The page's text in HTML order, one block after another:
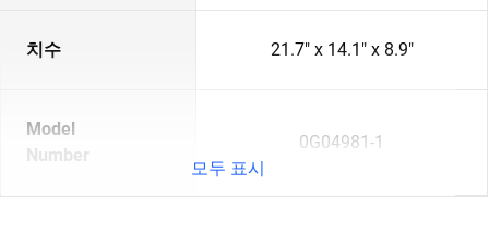
치수 21.7" x 14.1" x 8.9"
Model
Number
0G04981-1
모두 표시